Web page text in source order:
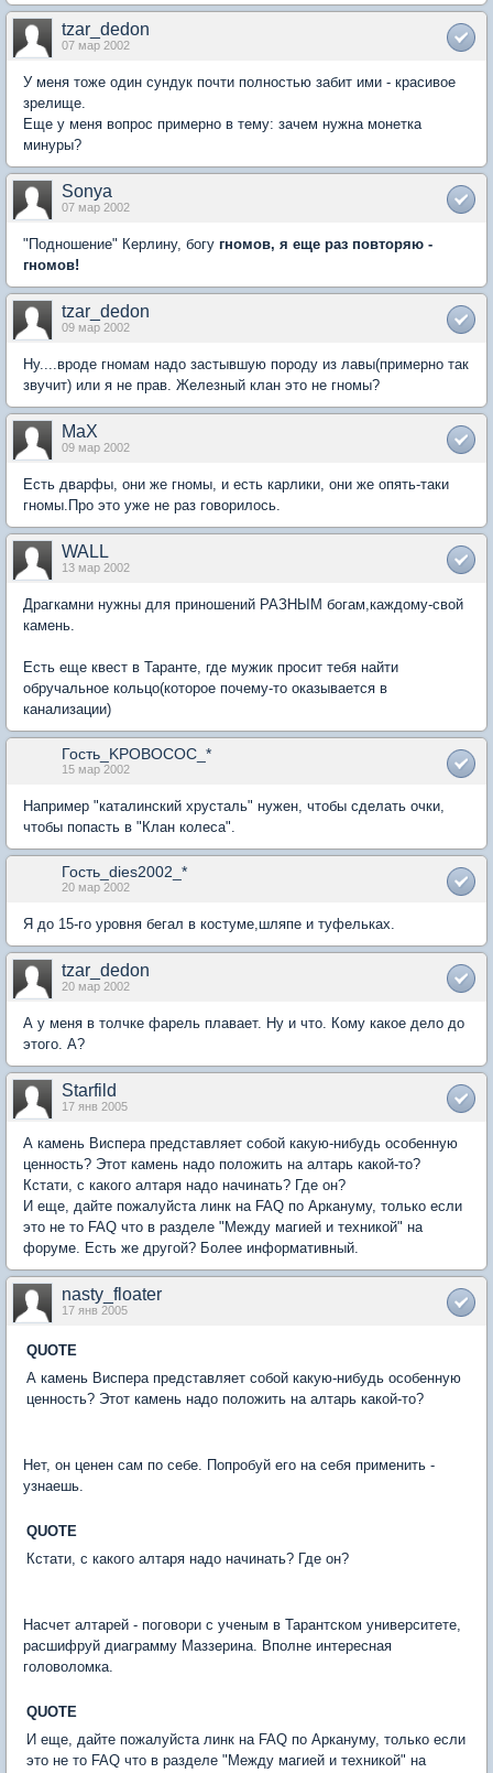
tzar_dedon
07 мар 2002
У меня тоже один сундук почти полностью забит ими - красивое
зрелище.
Еще у меня вопрос примерно в тему: зачем нужна монетка
минуры?
Sonya
07 мар 2002
"Подношение" Керлину, богу гномов, я еще раз повторяю -
гномов!
tzar_dedon
09 мар 2002
Ну....вроде гномам надо застывшую породу из лавы(примерно так
звучит) или я не прав. Железный клан это не гномы?
MaX
09 мар 2002
Есть дварфы, они же гномы, и есть карлики, они же опять-таки
гномы.Про это уже не раз говорилось.
WALL
13 мар 2002
Драгкамни нужны для приношений РАЗНЫМ богам,каждому-свой
камень.
Есть еще квест в Таранте, где мужик просит тебя найти
обручальное кольцо(которое почему-то оказывается в
канализации)
Гость_KPOBOCOC_*
15 мар 2002
Например "каталинский хрусталь" нужен, чтобы сделать очки,
чтобы попасть в "Клан колеса".
Гость_dies2002_*
20 мар 2002
Я до 15-го уровня бегал в костуме,шляпе и туфельках.
tzar_dedon
20 мар 2002
А у меня в толчке фарель плавает. Ну и что. Кому какое дело до
этого. А?
Starfild
17 янв 2005
А камень Виспера представляет собой какую-нибудь особенную
ценность? Этот камень надо положить на алтарь какой-то?
Кстати, с какого алтаря надо начинать? Где он?
И еще, дайте пожалуйста линк на FAQ по Аркануму, только если
это не то FAQ что в разделе "Между магией и техникой" на
форуме. Есть же другой? Более информативный.
nasty_floater
17 янв 2005
QUOTE
А камень Виспера представляет собой какую-нибудь особенную
ценность? Этот камень надо положить на алтарь какой-то?
Нет, он ценен сам по себе. Попробуй его на себя применить -
узнаешь.
QUOTE
Кстати, с какого алтаря надо начинать? Где он?
Насчет алтарей - поговори с ученым в Тарантском университете,
расшифруй диаграмму Маззерина. Вполне интересная
головоломка.
QUOTE
И еще, дайте пожалуйста линк на FAQ по Аркануму, только если
это не то FAQ что в разделе "Между магией и техникой" на